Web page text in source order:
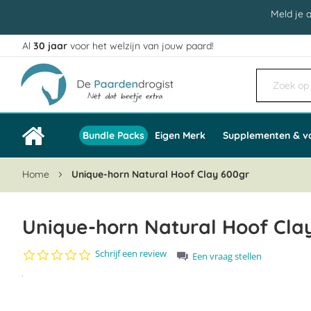
Meld je
Ga
naar
de
inhoud
Al 30 jaar voor het welzijn van jouw paard!
Bundle Packs Eigen Merk Supplementen &
Home Unique-horn Natural Hoof Clay 600gr
Unique-horn Natural Hoof
0.0
Schrijf een review
Een vraag stellen